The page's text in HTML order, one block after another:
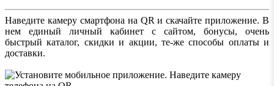
Наведите камеру смартфона на QR и скачайте приложение. В
нем единый личный кабинет с сайтом, бонусы, очень
быстрый каталог, скидки и акции, те-же способы оплаты и
доставки.